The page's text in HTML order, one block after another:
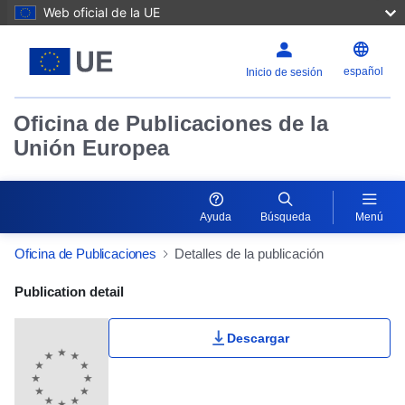
Web oficial de la UE
Inicio de sesión español
Oficina de Publicaciones de la
Unión Europea
Ayuda Búsqueda Menú
Oficina de Publicaciones Detalles de la publicación
Publication Detail Actions Portlet
Publication detail
Descargar